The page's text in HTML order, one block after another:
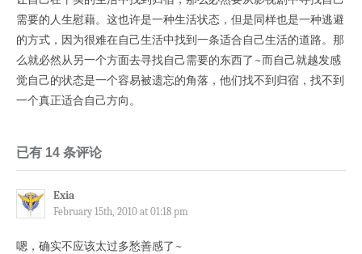
需要的人生慰藉。这也许是一种生活状态，但是同样也是一种逃避
的方式，因为很难在自己生活中找到一条适合自己生活的道路。那
么就必然从另一个方面去寻找自己需要的东西了~而自己就越发感
觉自己的状态是一个容易被遗忘的角落，他们找不到归宿，找不到
一个真正适合自己方向。
已有 14 条评论
Exia
February 15th, 2010 at 01:18 pm
嗯，确实不应该太过多愁善感了~